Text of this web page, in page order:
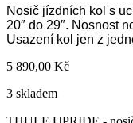
Nosič jízdních kol s
20″ do 29″. Nosnost
Usazení kol jen z
5 890,00 Kč
3 skladem